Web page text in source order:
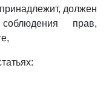
должен
прав,